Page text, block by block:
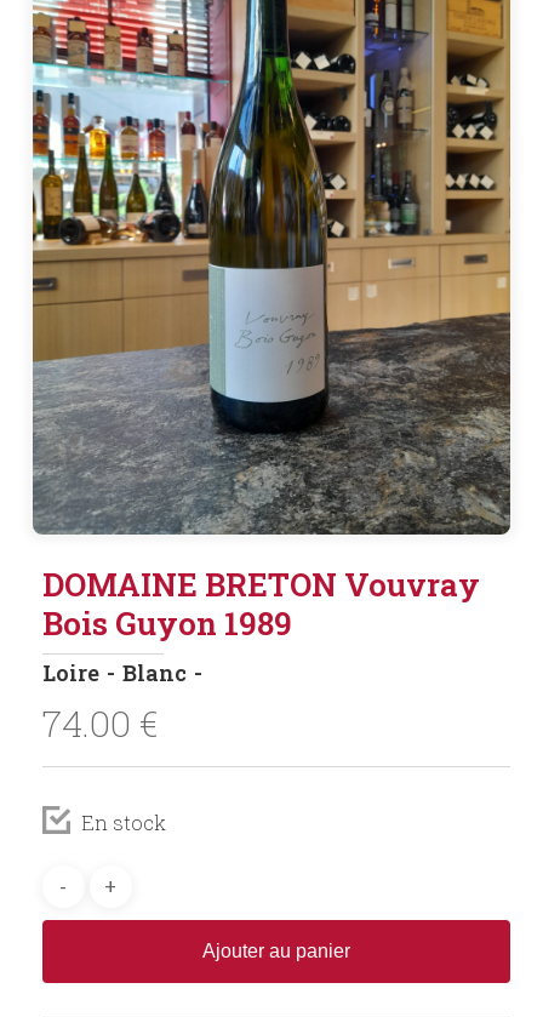
DOMAINE BRETON Vouvray
Bois Guyon 1989
Loire Blanc
74.00 €
En stock
Ajouter au panier